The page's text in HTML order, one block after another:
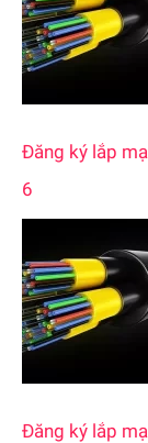
Đăng ký lắp
6
Đăng ký lắp